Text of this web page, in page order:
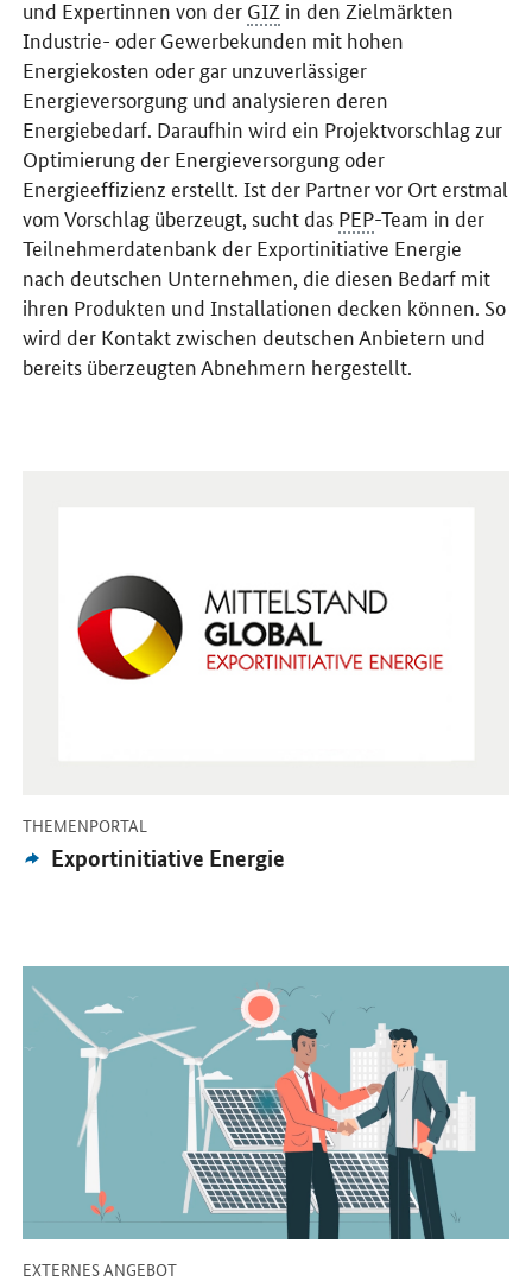
und Expertinnen von der GIZ in den Zielmärkten
Industrie- oder Gewerbekunden mit hohen
Energiekosten oder gar unzuverlässiger
Energieversorgung und analysieren deren
Energiebedarf. Daraufhin wird ein Projektvorschlag zur
Optimierung der Energieversorgung oder
Energieeffizienz erstellt. Ist der Partner vor Ort erstmal
vom Vorschlag überzeugt, sucht das PEP-Team in der
Teilnehmerdatenbank der Exportinitiative Energie
nach deutschen Unternehmen, die diesen Bedarf mit
ihren Produkten und Installationen decken können. So
wird der Kontakt zwischen deutschen Anbietern und
bereits überzeugten Abnehmern hergestellt.
THEMENPORTAL
Externes
Angebot:
Exportinitiative Energie
EXTERNES ANGEBOT-